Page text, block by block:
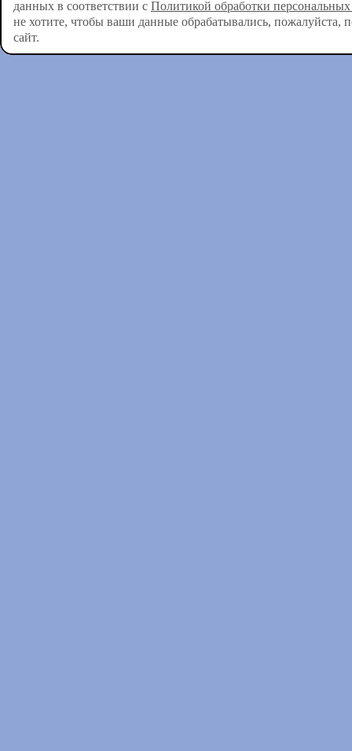
данных в соответствии с Политикой обработки
не хотите, чтобы ваши данные обрабатывались, пожалуйста,
сайт.